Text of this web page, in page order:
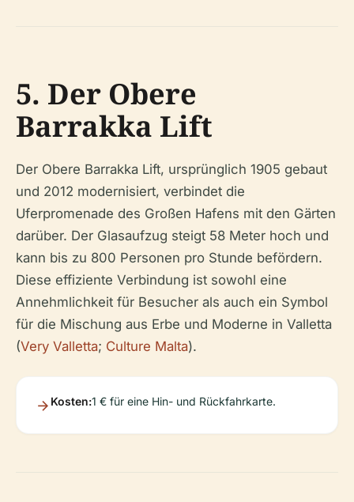
5. Der Obere
Barrakka Lift
Der Obere Barrakka Lift, ursprünglich 1905 gebaut
und 2012 modernisiert, verbindet die
Uferpromenade des Großen Hafens mit den Gärten
darüber. Der Glasaufzug steigt 58 Meter hoch und
kann bis zu 800 Personen pro Stunde befördern.
Diese effiziente Verbindung ist sowohl eine
Annehmlichkeit für Besucher als auch ein Symbol
für die Mischung aus Erbe und Moderne in Valletta
(Very Valletta; Culture Malta).
Kosten:1 € für eine Hin- und Rückfahrkarte.